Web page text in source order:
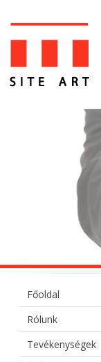
Főoldal
Rólunk
Tevékenységek